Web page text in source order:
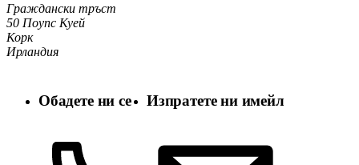
Граждански тръст
50 Поупс Куей
Корк
Ирландия
Обадете ни се Изпратете ни имейл